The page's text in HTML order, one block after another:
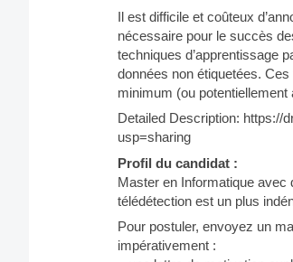
Il est difficile et coûteux
nécessaire pour le succès
techniques d’apprentissage
données non étiquetées.
minimum (ou
Detailed Description: https://
usp=sharing
Profil du candidat :
Master en Informatique
télédétection est un plus
Pour postuler, envoyez un
impérativement :